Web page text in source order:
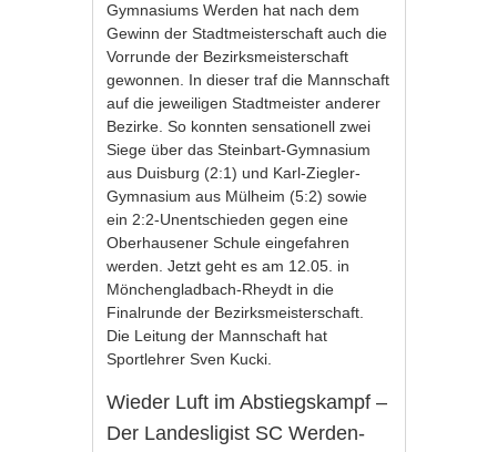
Gymnasiums Werden hat nach dem
Gewinn der Stadtmeisterschaft auch die
Vorrunde der Bezirksmeisterschaft
gewonnen. In dieser traf die Mannschaft
auf die jeweiligen Stadtmeister anderer
Bezirke. So konnten sensationell zwei
Siege über das Steinbart-Gymnasium
aus Duisburg (2:1) und Karl-Ziegler-
Gymnasium aus Mülheim (5:2) sowie
ein 2:2-Unentschieden gegen eine
Oberhausener Schule eingefahren
werden. Jetzt geht es am 12.05. in
Mönchengladbach-Rheydt in die
Finalrunde der Bezirksmeisterschaft.
Die Leitung der Mannschaft hat
Sportlehrer Sven Kucki.
Wieder Luft im Abstiegskampf –
Der Landesligist SC Werden-